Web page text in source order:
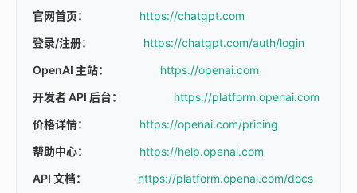
官网首页：
https://chatgpt.com
登录/注册：
https://chatgpt.com/auth/login
OpenAI 主站：
https://openai.com
开发者 API 后台：
https://platform.openai.com
价格详情：
https://openai.com/pricing
帮助中心：
https://help.openai.com
API 文档：
https://platform.openai.com/docs